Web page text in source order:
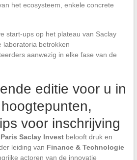
het ecosysteem, enkele concrete
start-ups op het plateau van Saclay
laboratoria betrokken
aanwezig in elke fase van de
editie voor u in
voor inschrijving
Paris Saclay Investbelooft druk en
leiding van Finance & Technologie
actoren van de innovatie